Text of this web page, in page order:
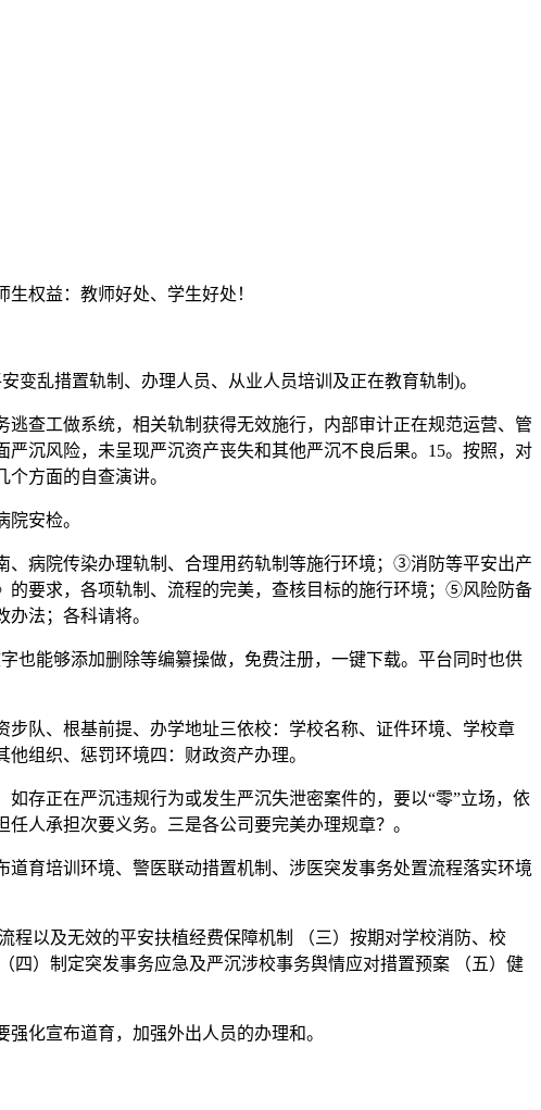
权益：教师好处、学生好处！
乱措置轨制、办理人员、从业人员培训及正在教育轨制)。
查工做系统，相关轨制获得无效施行，内部审计正在规范运营、管
沉风险，未呈现严沉资产丧失和其他严沉不良后果。15。按照，对
方面的自查演讲。
安检。
病院传染办理轨制、合理用药轨制等施行环境；③消防等平安出产
的要求，各项轨制、流程的完美，查核目标的施行环境；⑤风险防备
法；各科请将。
能够添加删除等编纂操做，免费注册，一键下载。平台同时也供
队、根基前提、办学地址三依校：学校名称、证件环境、学校章
组织、惩罚环境四：财政资产办理。
存正在严沉违规行为或发生严沉失泄密案件的，要以“零”立场，依
人承担次要义务。三是各公司要完美办理规章？。
育培训环境、警医联动措置机制、涉医突发事务处置流程落实环境
以及无效的平安扶植经费保障机制 （三）按期对学校消防、校
四）制定突发事务应急及严沉涉校事务舆情应对措置预案 （五）健
化宣布道育，加强外出人员的办理和。